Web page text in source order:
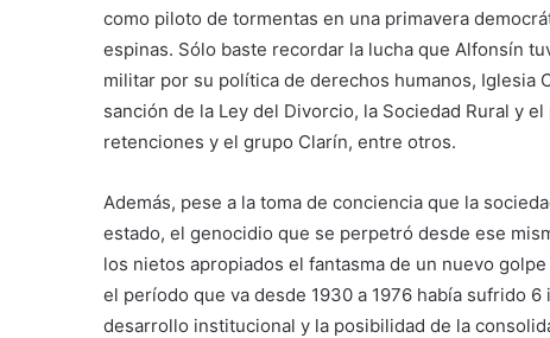
como piloto de tormentas en una primavera
espinas. Sólo baste recordar la lucha que Alfonsín
militar por su política de derechos humanos, Iglesia
sanción de la Ley del Divorcio, la Sociedad Rural y
retenciones y el grupo Clarín, entre otros.
Además, pese a la toma de conciencia que la
estado, el genocidio que se perpetró desde ese
los nietos apropiados el fantasma de un nuevo
el período que va desde 1930 a 1976 había sufrido
desarrollo institucional y la posibilidad de la